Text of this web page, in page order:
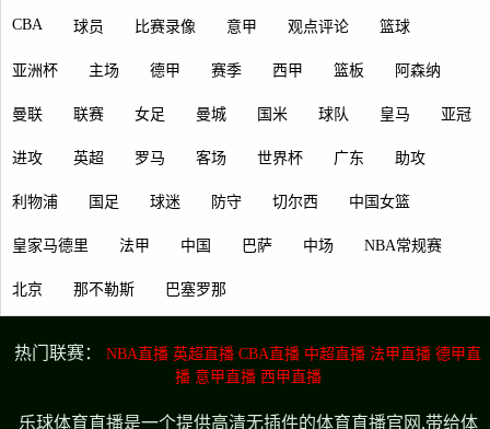
CBA 球员 比赛录像 意甲 观点评论 篮球
亚洲杯 主场 德甲 赛季 西甲 篮板 阿森纳
曼联 联赛 女足 曼城 国米 球队 皇马 亚冠
进攻 英超 罗马 客场 世界杯 广东 助攻
利物浦 国足 球迷 防守 切尔西 中国女篮
皇家马德里 法甲 中国 巴萨 中场 NBA常规赛
北京 那不勒斯 巴塞罗那
热门联赛： NBA直播 英超直播 CBA直播 中超直播 法甲直播 德甲直
播 意甲直播 西甲直播
乐球体育直播是一个提供高清无插件的体育直播官网,带给体